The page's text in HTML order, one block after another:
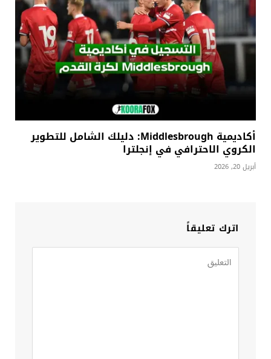
أكاديمية Middlesbrough: دليلك الشامل للتطوير
الكروي الاحترافي في إنجلترا
أبريل 20, 2026
اترك تعليقاً